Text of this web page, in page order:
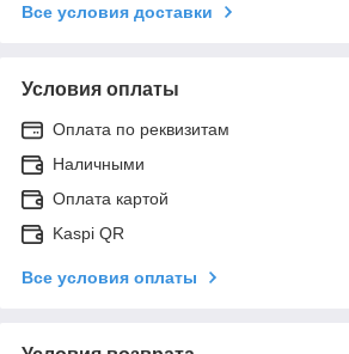
Все условия доставки
Условия оплаты
Оплата по реквизитам
Наличными
Оплата картой
Kaspi QR
Все условия оплаты